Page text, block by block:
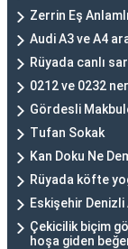
Zerrin Eş
Audi A3 ve A4
Rüyada canlı
0212 ve 0232
Gördesli
Tufan Sokak
Kan Doku Ne
Rüyada köfte
Eskişehir Denizli
Çekicilik biçim
hoşa giden